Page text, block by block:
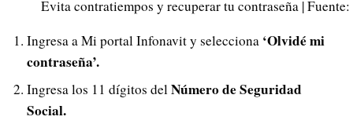
Evita contratiempos y recuperar tu contraseña |
Ingresa a Mi portal Infonavit y selecciona ‘Olvidé mi
contraseña’.
Ingresa los 11 dígitos delNúmero de Seguridad
Social.